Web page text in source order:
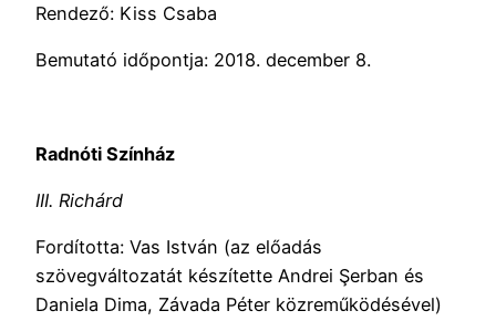
Rendező: Kiss Csaba
Bemutató időpontja: 2018. december 8.
Radnóti Színház
III. Richárd
Fordította: Vas István (az előadás
szövegváltozatát készítette Andrei Şerban és
Daniela Dima, Závada Péter közreműködésével)